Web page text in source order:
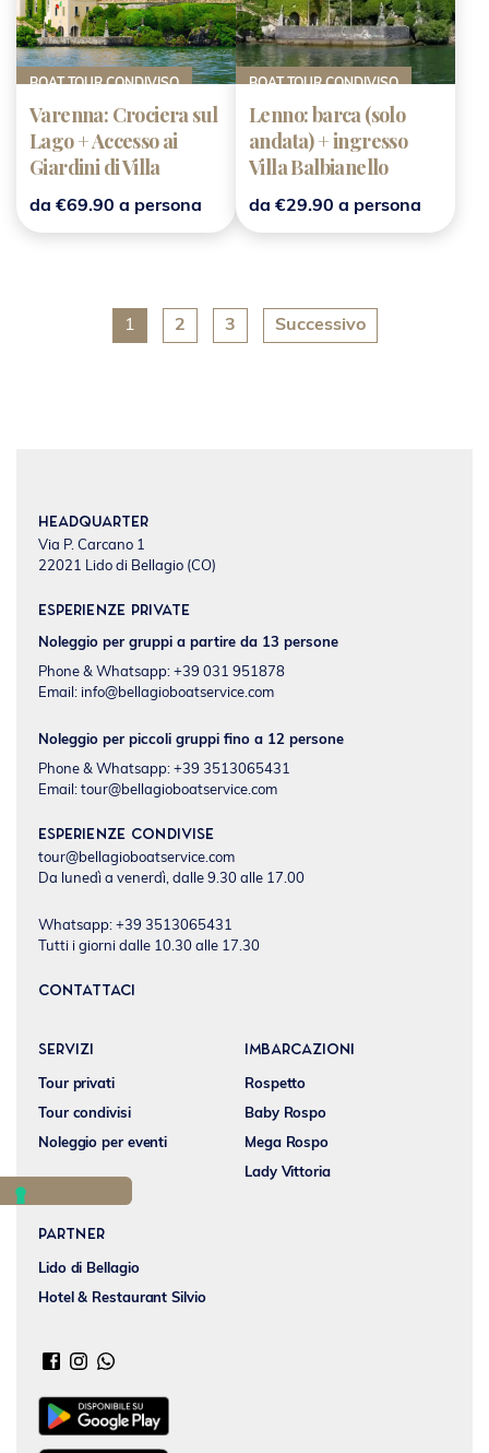
BOAT TOUR CONDIVISO
Varenna: Crociera sul
Lago + Accesso ai
Giardini di Villa
Balbianello
da €69.90 a persona
BOAT TOUR CONDIVISO
Lenno: barca (solo
andata) + ingresso
Villa Balbianello
da €29.90 a persona
1 2 3 Successivo
Headquarter
Via P. Carcano 1
22021 Lido di Bellagio (CO)
Esperienze private
Noleggio per gruppi a partire da 13 persone
Phone & Whatsapp: +39 031 951878
Email: info@bellagioboatservice.com
Noleggio per piccoli gruppi fino a 12 persone
Phone & Whatsapp: +39 3513065431
Email: tour@bellagioboatservice.com
Esperienze condivise
tour@bellagioboatservice.com
Da lunedì a venerdì, dalle 9.30 alle 17.00
Whatsapp: +39 3513065431
Tutti i giorni dalle 10.30 alle 17.30
CONTATTACI
SERVIZI
Tour privati
Tour condivisi
Noleggio per eventi
IMBARCAZIONI
Rospetto
Baby Rospo
Mega Rospo
Lady Vittoria
Partner
Lido di Bellagio
Hotel & Restaurant Silvio